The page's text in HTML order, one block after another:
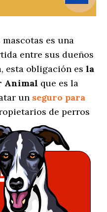
es una
entre sus dueños
esta obligación esla
Animal que es la
un seguro para
de perros